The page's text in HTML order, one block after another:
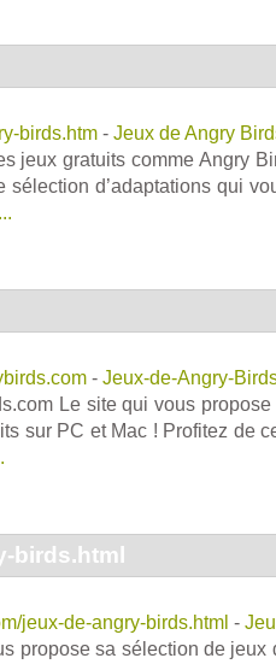
birds.htm - Jeux de Angry
jeux gratuits comme Angry
sélection d’adaptations qui
- Jeux-de-Angry-
Le site qui vous
sur PC et Mac ! Profitez de
birds.html
jeux-de-angry-birds.html -
propose sa sélection de jeux